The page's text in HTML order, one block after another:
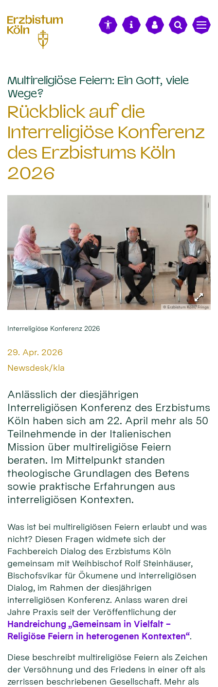
Multireligiöse Feiern: Ein Gott, viele
Wege?
Rückblick auf die
Interreligiöse Konferenz
des Erzbistums Köln
2026
© Erzbistum Köln/ Frings
Interreligiöse Konferenz 2026
Datum:
29. Apr. 2026
Von:
Newsdesk/kla
Anlässlich der diesjährigen
Interreligiösen Konferenz des Erzbistums
Köln haben sich am 22. April mehr als 50
Teilnehmende in der Italienischen
Mission über multireligiöse Feiern
beraten. Im Mittelpunkt standen
theologische Grundlagen des Betens
sowie praktische Erfahrungen aus
interreligiösen Kontexten.
Was ist bei multireligiösen Feiern erlaubt und was
nicht? Diesen Fragen widmete sich der
Fachbereich Dialog des Erzbistums Köln
gemeinsam mit Weihbischof Rolf Steinhäuser,
Bischofsvikar für Ökumene und interreligiösen
Dialog, im Rahmen der diesjährigen
interreligiösen Konferenz. Anlass waren drei
Jahre Praxis seit der Veröffentlichung der
Handreichung „Gemeinsam in Vielfalt –
Religiöse Feiern in heterogenen Kontexten“.
Diese beschreibt multireligiöse Feiern als Zeichen
der Versöhnung und des Friedens in einer oft als
zerrissen beschriebenen Gesellschaft. Mehr als